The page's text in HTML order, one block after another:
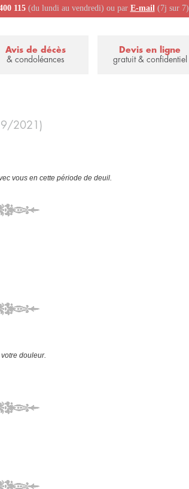
115(du lundi au vendredi) ou par E-mail(7j sur 7)
Avis de décès
& condoléances
Devis en ligne
gratuit & confidentiel
2021)
vous en cette période de deuil.
douleur.